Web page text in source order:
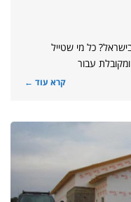
כל מי שטייל
עבור
קרא עוד ←